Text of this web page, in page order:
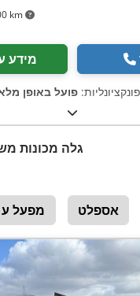
km
מידע
פועל באופן
גלה מכונות
מפעל אספלט